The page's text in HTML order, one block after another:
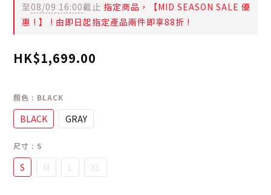
至08/09 16:00截止 指定商品，【MID SEASON SALE 優
惠 ! 】 ! 由即日起指定產品兩件即享88折 !
HK$1,699.00
顏色 : BLACK
BLACK GRAY
尺寸 : S
S M L XL